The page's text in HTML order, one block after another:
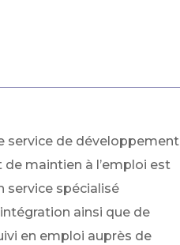
service de développement
de maintien à l’emploi est
service spécialisé
ainsi que de
en emploi auprès de